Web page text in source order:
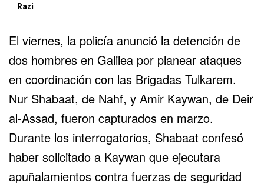
Razi
El viernes, la policía anunció la detención de
dos hombres en Galilea por planear ataques
en coordinación con las Brigadas Tulkarem.
Nur Shabaat, de Nahf, y Amir Kaywan, de Deir
al-Assad, fueron capturados en marzo.
Durante los interrogatorios, Shabaat confesó
haber solicitado a Kaywan que ejecutara
apuñalamientos contra fuerzas de seguridad